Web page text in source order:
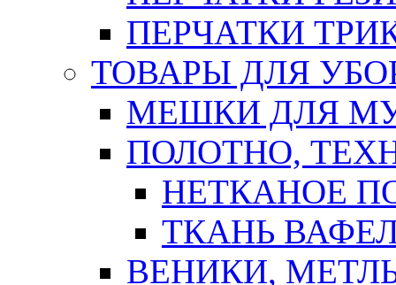
ПЕРЧАТКИ
ТОВАРЫ ДЛЯ
МЕШКИ ДЛЯ
ПОЛОТНО,
НЕТКАНОЕ
ТКАНЬ
ВЕНИКИ,